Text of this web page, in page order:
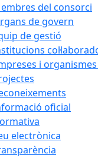
del consorci
de govern
de gestió
i
oficial
electrònica